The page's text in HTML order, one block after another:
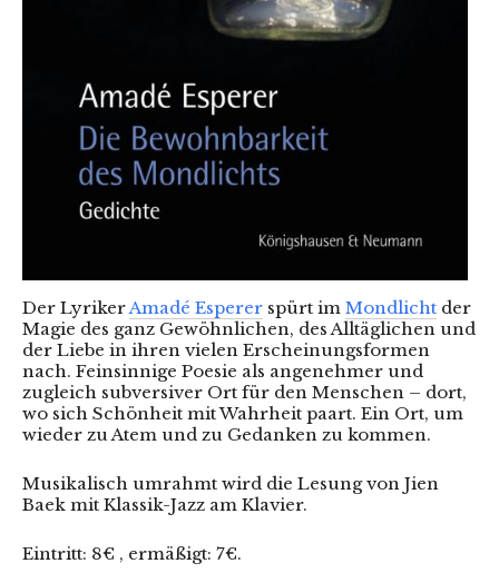
Der LyrikerAmadé Esperer spürt im Mondlicht der
Magie des ganz Gewöhnlichen, des Alltäglichen und
der Liebe in ihren vielen Erscheinungsformen
nach. Feinsinnige Poesie als angenehmer und
zugleich subversiver Ort für den Menschen – dort,
wo sich Schönheit mit Wahrheit paart. Ein Ort, um
wieder zu Atem und zu Gedanken zu kommen.
Musikalisch umrahmt wird die Lesung von Jien
Baek mit Klassik-Jazz am Klavier.
Eintritt: 8€ , ermäßigt: 7€.